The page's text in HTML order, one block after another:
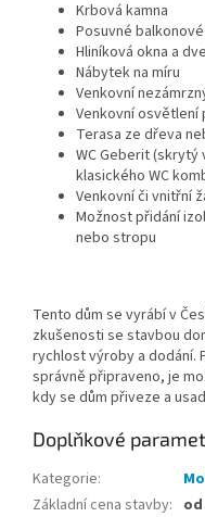
Krbová kamna
Posuvné
Hliníková okna a
Nábytek na míru
Venkovní
Venkovní osvětlení
Terasa ze dřeva
WC Geberit
klasického WC
Venkovní či vnitřní
Možnost přidání
nebo stropu
Tento dům se vyrábí v
zkušenosti se stavbou
rychlost výroby a dodání.
správně připraveno, je
kdy se dům přiveze a
Doplňkové
Kategorie:
Základní cena stavby: od